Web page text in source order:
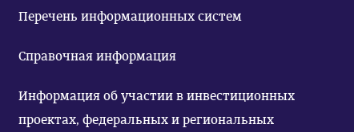
Перечень информационных систем
Справочная информация
Информация об участии в инвестиционных
проектах, федеральных и региональных